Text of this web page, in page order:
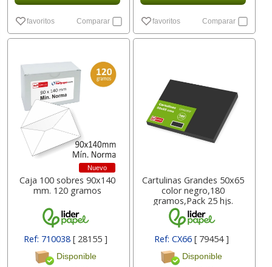
favoritos Comparar favoritos Comparar
Nuevo
Caja 100 sobres 90x140
mm. 120 gramos
Ref: 710038[ 28155 ]
Disponible
Cartulinas Grandes 50x65
color negro,180
gramos,Pack 25 hjs.
Ref: CX66 [ 79454 ]
Disponible